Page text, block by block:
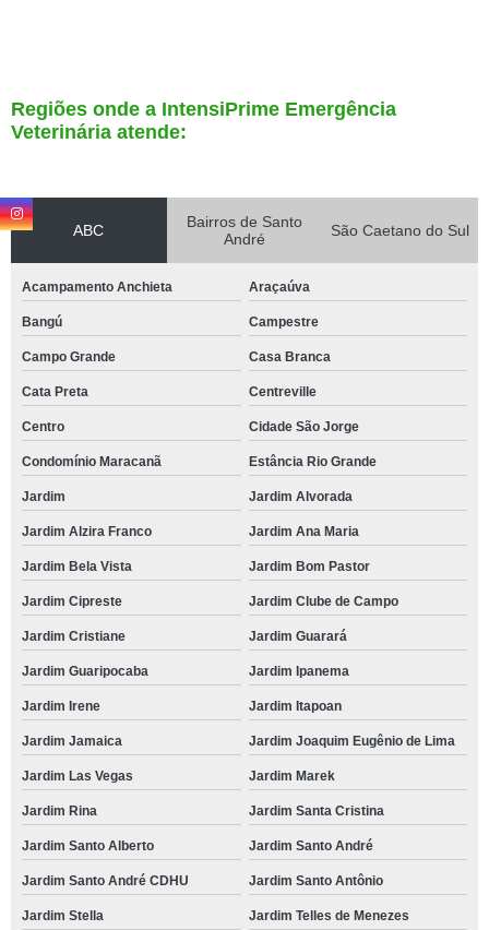
Regiões onde a IntensiPrime Emergência
Veterinária atende:
ABC
Bairros de Santo
André
São Caetano do Sul
Acampamento Anchieta Araçaúva
Bangú Campestre
Campo Grande Casa Branca
Cata Preta Centreville
Centro Cidade São Jorge
Condomínio Maracanã Estância Rio Grande
Jardim Jardim Alvorada
Jardim Alzira Franco Jardim Ana Maria
Jardim Bela Vista Jardim Bom Pastor
Jardim Cipreste Jardim Clube de Campo
Jardim Cristiane Jardim Guarará
Jardim Guaripocaba Jardim Ipanema
Jardim Irene Jardim Itapoan
Jardim Jamaica Jardim Joaquim Eugênio de Lima
Jardim Las Vegas Jardim Marek
Jardim Rina Jardim Santa Cristina
Jardim Santo Alberto Jardim Santo André
Jardim Santo André CDHU Jardim Santo Antônio
Jardim Stella Jardim Telles de Menezes